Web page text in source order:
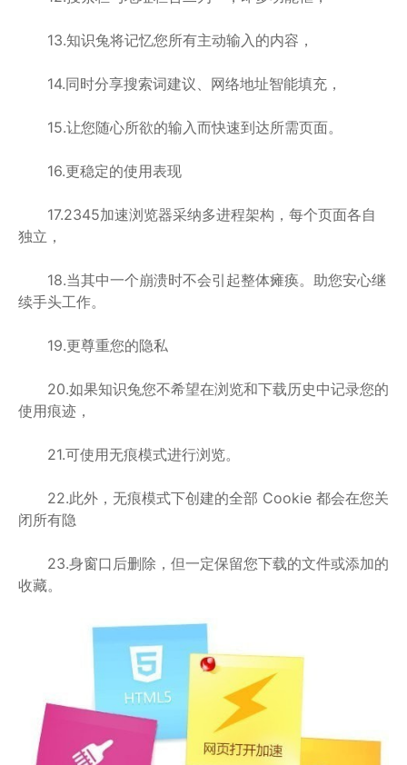
13.知识兔将记忆您所有主动输入的内容，
14.同时分享搜索词建议、网络地址智能填充，
15.让您随心所欲的输入而快速到达所需页面。
16.更稳定的使用表现
17.2345加速浏览器采纳多进程架构，每个页面各自
独立，
18.当其中一个崩溃时不会引起整体瘫痪。助您安心继
续手头工作。
19.更尊重您的隐私
20.如果知识兔您不希望在浏览和下载历史中记录您的
使用痕迹，
21.可使用无痕模式进行浏览。
22.此外，无痕模式下创建的全部 Cookie 都会在您关
闭所有隐
23.身窗口后删除，但一定保留您下载的文件或添加的
收藏。